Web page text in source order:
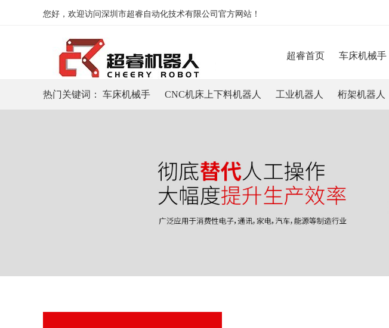
您好，欢迎访问深圳市超睿自动化技术有限公司官方网站！
超睿首页 车床机械手
热门关键词： 车床机械手 CNC机床上下料机器人 工业机器人 桁架机器人